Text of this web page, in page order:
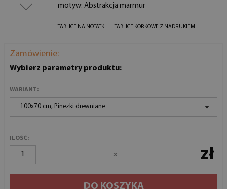
motyw: Abstrakcja marmur
TABLICE NA NOTATKI TABLICE KORKOWE Z NADRUKIEM
Zamówienie:
Wybierz parametry produktu:
WARIANT:
100x70 cm, Pinezki drewniane
ILOŚĆ:
x zł
DO KOSZYKA